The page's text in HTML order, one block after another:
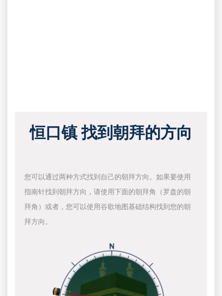
恒口镇 找到朝拜的方向
您可以通过两种方式找到自己的朝拜方向。如果要使用
指南针找到朝拜方向，请使用下面的朝拜角（罗盘的朝
拜角）或者，您可以使用谷歌地图基础结构找到您的朝
拜方向。